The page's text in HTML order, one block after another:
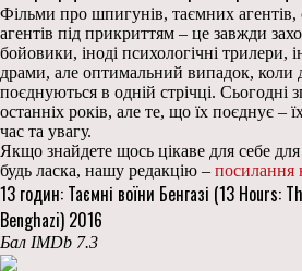
Фільми про шпигунів, таємних
агентів під прикриттям – це завжди
бойовики, іноді психологічні трилери,
драми, але оптимальний випадок, коли
поєднуються в одній стрічці. Сьогодні
останніх років, але те, що їх поєднує –
час та увагу.
Якщо знайдете щось цікаве для себе
будь ласка, нашу редакцію – посилання
13 годин: Таємні воїни Бенгазі (13 Hours:
Benghazi) 2016
Бал IMDb 7.3